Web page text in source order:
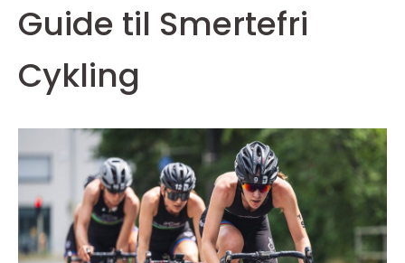
Guide til Smertefri
Cykling